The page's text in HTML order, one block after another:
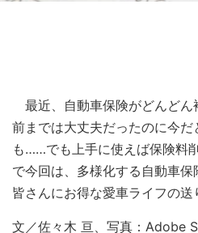
最近、自動車保険がどんどん
前までは大丈夫だったのに今
も……でも上手に使えば保険料
で今回は、多様化する自動車保
皆さんにお得な愛車ライフの送
文／佐々木 亘、写真：Adobe